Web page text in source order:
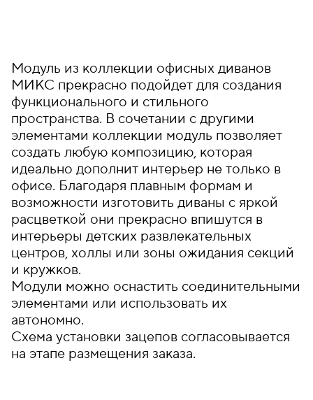
Модуль из коллекции офисных диванов
МИКС прекрасно подойдет для создания
функционального и стильного
пространства. В сочетании с другими
элементами коллекции модуль позволяет
создать любую композицию, которая
идеально дополнит интерьер не только в
офисе. Благодаря плавным формам и
возможности изготовить диваны с яркой
расцветкой они прекрасно впишутся в
интерьеры детских развлекательных
центров, холлы или зоны ожидания секций
и кружков.
Модули можно оснастить соединительными
элементами или использовать их
автономно.
Схема установки зацепов согласовывается
на этапе размещения заказа.